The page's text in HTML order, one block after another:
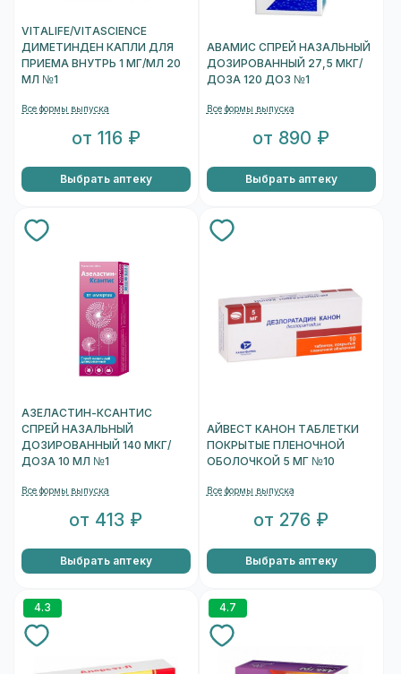
VITALIFE/VITASCIENCE
ДИМЕТИНДЕН КАПЛИ ДЛЯ
ПРИЕМА ВНУТРЬ 1 МГ/МЛ 20
МЛ №1
Все формы выпуска
от 116 ₽
Выбрать аптеку
АВАМИС СПРЕЙ НАЗАЛЬНЫЙ
ДОЗИРОВАННЫЙ 27,5 МКГ/
ДОЗА 120 ДОЗ №1
Все формы выпуска
от 890 ₽
Выбрать аптеку
АЗЕЛАСТИН-КСАНТИС
СПРЕЙ НАЗАЛЬНЫЙ
ДОЗИРОВАННЫЙ 140 МКГ/
ДОЗА 10 МЛ №1
Все формы выпуска
от 413 ₽
Выбрать аптеку
АЙВЕСТ КАНОН ТАБЛЕТКИ
ПОКРЫТЫЕ ПЛЕНОЧНОЙ
ОБОЛОЧКОЙ 5 МГ №10
Все формы выпуска
от 276 ₽
Выбрать аптеку
4.3 4.7